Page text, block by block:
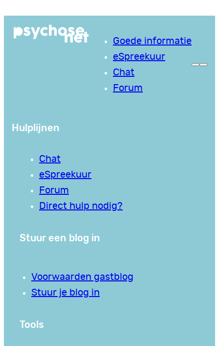
naar
Goede informatie
eSpreekuur
Chat
Forum
Hulplijnen
Chat
eSpreekuur
Forum
Direct hulp nodig?
Stuur een blog in
Voorwaarden gastblog
Stuur je blog in
Tools